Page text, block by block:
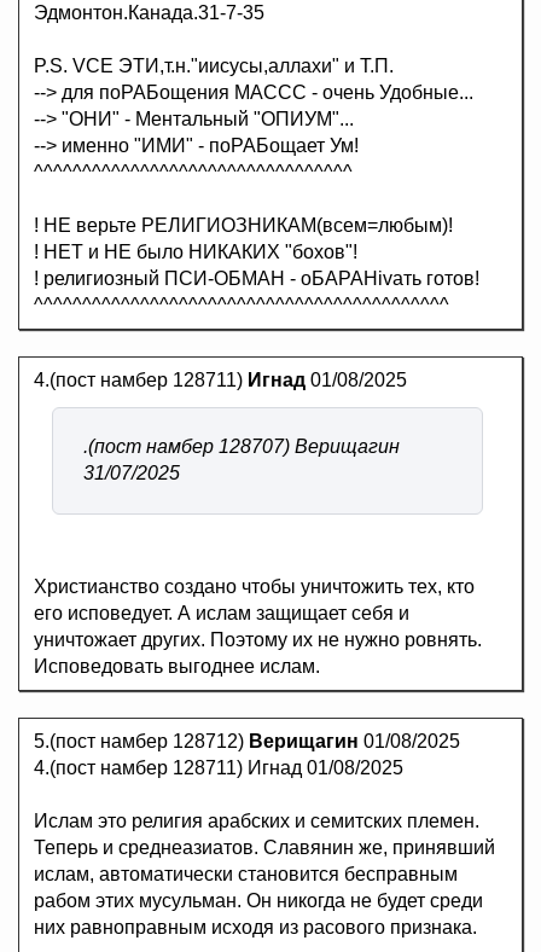
Эдмонтон.Канада.31-7-35
P.S. VCE ЭТИ,т.н."иисусы,аллахи" и Т.П.
--> для поРАБощения МАССС - очень Удобные...
--> "ОНИ" - Ментальный "ОПИУМ"...
--> именно "ИМИ" - поРАБощает Ум!
^^^^^^^^^^^^^^^^^^^^^^^^^^^^^^^^^
! НЕ верьте РЕЛИГИОЗНИКАМ(всем=любым)!
! НЕТ и НЕ было НИКАКИХ "бохов"!
! религиозный ПСИ-ОБМАН - оБАРАНivaть готов!
^^^^^^^^^^^^^^^^^^^^^^^^^^^^^^^^^^^^^^^^^^^
4.(пост намбер 128711) Игнад 01/08/2025
.(пост намбер 128707) Верищагин
31/07/2025
Христианство создано чтобы уничтожить тех, кто
его исповедует. А ислам защищает себя и
уничтожает других. Поэтому их не нужно ровнять.
Исповедовать выгоднее ислам.
5.(пост намбер 128712) Верищагин 01/08/2025
4.(пост намбер 128711) Игнад 01/08/2025
Ислам это религия арабских и семитских племен.
Теперь и среднеазиатов. Славянин же, принявший
ислам, автоматически становится бесправным
рабом этих мусульман. Он никогда не будет среди
них равноправным исходя из расового признака.